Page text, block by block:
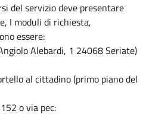
del servizio deve presentare
I moduli di richiesta,
essere:
Alebardi, 1 24068 Seriate)
al cittadino (primo piano del
o via pec: